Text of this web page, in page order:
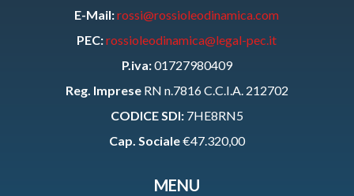
E-Mail:rossi@rossioleodinamica.com
PEC:rossioleodinamica@legal-pec.it
P.iva:01727980409
Reg. ImpreseRN n.7816 C.C.I.A. 212702
CODICE SDI: 7HE8RN5
Cap. Sociale€47.320,00
MENU